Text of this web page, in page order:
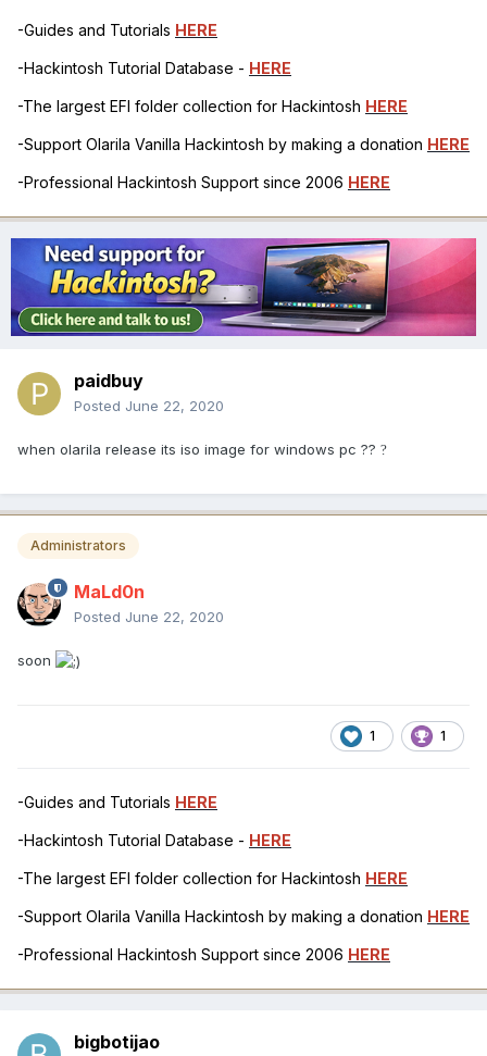
-Guides and Tutorials HERE
-Hackintosh Tutorial Database - HERE
-The largest EFI folder collection for Hackintosh HERE
-Support Olarila Vanilla Hackintosh by making a donation HERE
-Professional Hackintosh Support since 2006 HERE
paidbuy
Posted June 22, 2020
when olarila release its iso image for windows pc ?? ?
Administrators
MaLd0n
Posted June 22, 2020
soon
1 1
-Guides and Tutorials HERE
-Hackintosh Tutorial Database - HERE
-The largest EFI folder collection for Hackintosh HERE
-Support Olarila Vanilla Hackintosh by making a donation HERE
-Professional Hackintosh Support since 2006 HERE
bigbotijao